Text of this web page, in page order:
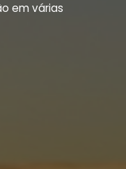
em várias